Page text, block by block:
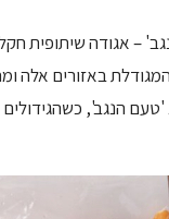
– אגודה שיתופית
באזורים אלה
הנגב',